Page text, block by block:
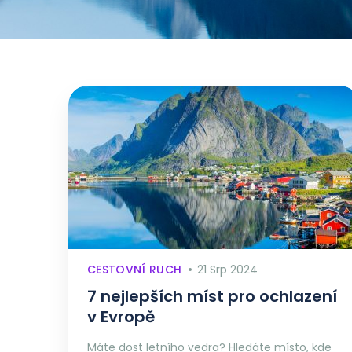
CESTOVNÍ RUCH 21 Srp 2024
7 nejlepších míst pro ochlazení
v Evropě
Máte dost letního vedra? Hledáte místo, kde